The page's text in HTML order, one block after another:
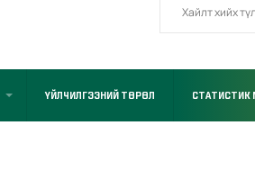
ҮЙЛЧИЛГЭЭНИЙ ТӨРӨЛ СТАТИСТИК